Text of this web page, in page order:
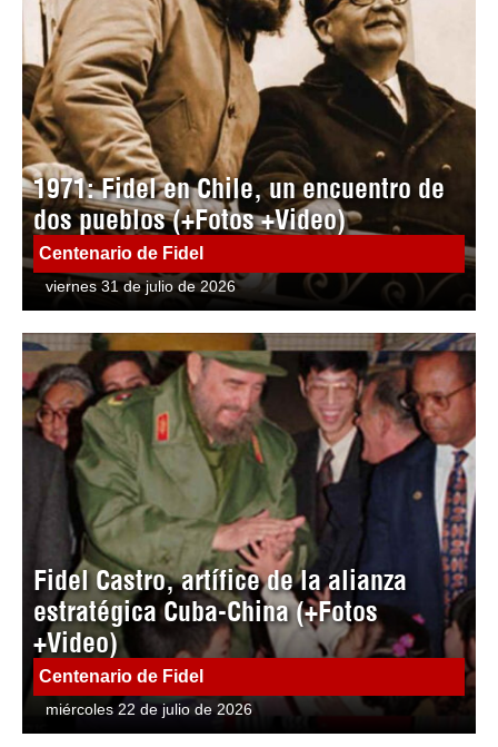
1971: Fidel en Chile, un encuentro de
dos pueblos (+Fotos +Video)
Centenario de Fidel
viernes 31 de julio de 2026
Fidel Castro, artífice de la alianza
estratégica Cuba-China (+Fotos
+Video)
Centenario de Fidel
miércoles 22 de julio de 2026